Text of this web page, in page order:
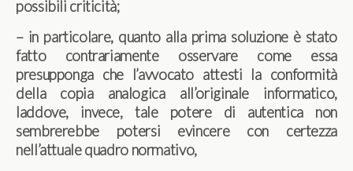
possibili criticità;
– in particolare, quanto alla prima soluzione è stato
fatto contrariamente osservare come essa
presupponga che l’avvocato attesti la conformità
della copia analogica all’originale informatico,
laddove, invece, tale potere di autentica non
sembrerebbe potersi evincere con certezza
nell’attuale quadro normativo,